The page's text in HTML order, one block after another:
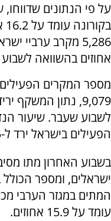
על פי הנתונים
אחוזים בהשוואה
מספר המקרים
לשבוע שעבר. שיעור
הפעילים בישראל ירד ל-11.5 אחוזים.
המתים במגזר הערבי
עומד על 15.9 אחוזים.